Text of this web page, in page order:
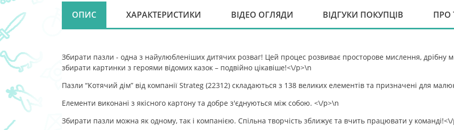
ОПИС ХАРАКТЕРИСТИКИ ВІДЕО ОГЛЯДИ ВІДГУКИ ПОКУПЦІВ ПРО
Збирати пазли - одна з найулюбленіших дитячих розваг! Цей процес розвиває просторове мислення, дрібну
збирати картинки з героями відомих казок – подвійно цікавіше!<\/p>\n
Пазли “Котячий дім” від компанії Strateg (22312) складаються з 138 великих елементів та призначені для
Елементи виконані з якісного картону та добре з'єднуються між собою. <\/p>\n
Збирати пазли можна як одному, так і компанією. Спільна творчість зближує та вчить працювати у